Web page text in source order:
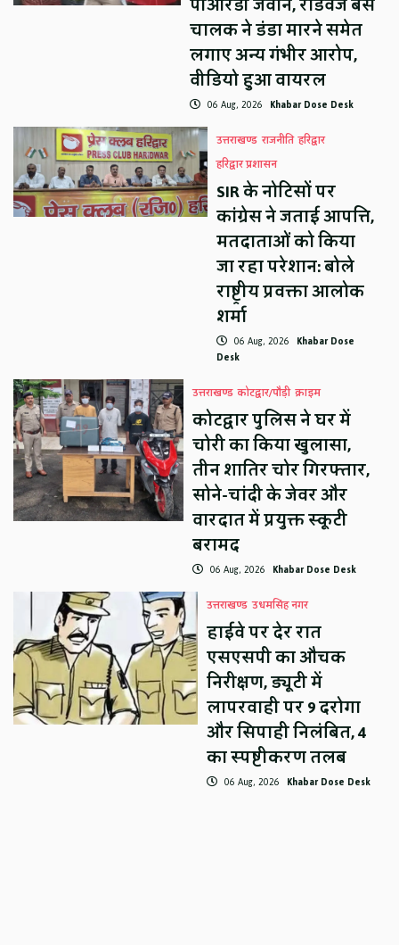
चालक ने डंडा मारने समेत
लगाए अन्य गंभीर आरोप,
वीडियो हुआ वायरल
06 Aug, 2026 Khabar Dose Desk
उत्तराखण्ड राजनीति हरिद्वार
हरिद्वार प्रशासन
SIR के नोटिसों पर
कांग्रेस ने जताई आपत्ति,
मतदाताओं को किया
जा रहा परेशान: बोले
राष्ट्रीय प्रवक्ता आलोक
शर्मा
06 Aug, 2026 Khabar Dose
Desk
उत्तराखण्ड कोटद्वार/पौड़ी क्राइम
कोटद्वार पुलिस ने घर में
चोरी का किया खुलासा,
तीन शातिर चोर गिरफ्तार,
सोने-चांदी के जेवर और
वारदात में प्रयुक्त स्कूटी
बरामद
06 Aug, 2026 Khabar Dose Desk
उत्तराखण्ड उधमसिंह नगर
हाईवे पर देर रात
एसएसपी का औचक
निरीक्षण, ड्यूटी में
लापरवाही पर 9 दरोगा
और सिपाही निलंबित, 4
का स्पष्टीकरण तलब
06 Aug, 2026 Khabar Dose Desk